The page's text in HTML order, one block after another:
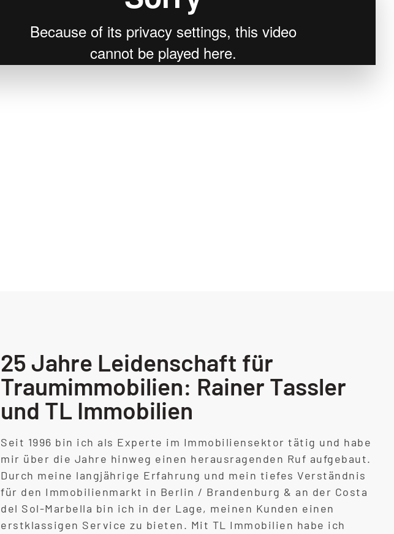
25 Jahre Leidenschaft für
Traumimmobilien: Rainer Tassler
und TL Immobilien
Seit 1996 bin ich als Experte im Immobiliensektor tätig und habe
mir über die Jahre hinweg einen herausragenden Ruf aufgebaut.
Durch meine langjährige Erfahrung und mein tiefes Verständnis
für den Immobilienmarkt in Berlin / Brandenburg & an der Costa
del Sol-Marbella bin ich in der Lage, meinen Kunden einen
erstklassigen Service zu bieten. Mit TL Immobilien habe ich